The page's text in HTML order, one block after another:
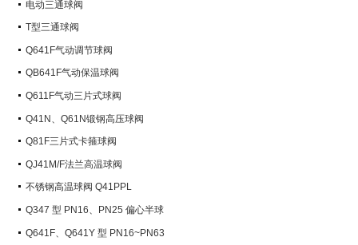
电动三通球阀
T型三通球阀
Q641F气动调节球阀
QB641F气动保温球阀
Q611F气动三片式球阀
Q41N、Q61N锻钢高压球阀
Q81F三片式卡箍球阀
QJ41M/F法兰高温球阀
不锈钢高温球阀 Q41PPL
Q347 型 PN16、PN25 偏心半球
阀Q641F、Q641Y 型 PN16~PN63